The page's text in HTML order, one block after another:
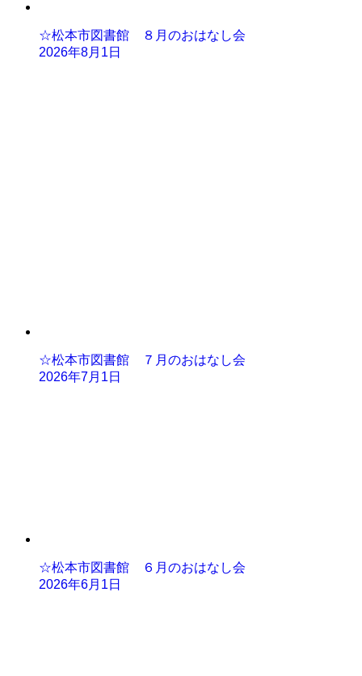
☆松本市図書館 ８月のおはなし会
2026年8月1日
☆松本市図書館 ７月のおはなし会
2026年7月1日
☆松本市図書館 ６月のおはなし会
2026年6月1日